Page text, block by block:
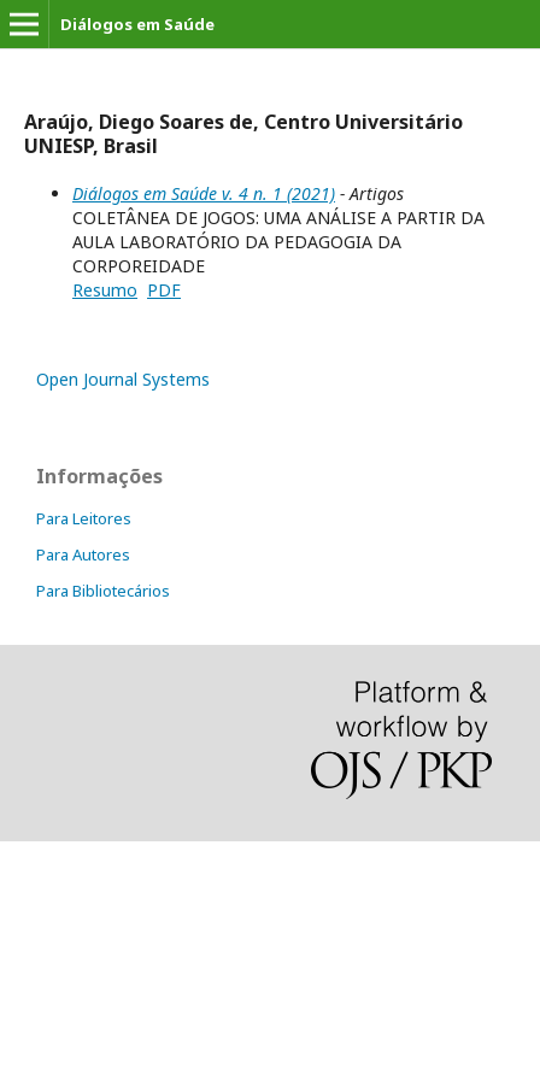
Diálogos em Saúde
Araújo, Diego Soares de, Centro Universitário
UNIESP, Brasil
Diálogos em Saúde v. 4 n. 1 (2021) - Artigos
COLETÂNEA DE JOGOS: UMA ANÁLISE A PARTIR DA
AULA LABORATÓRIO DA PEDAGOGIA DA
CORPOREIDADE
Resumo PDF
Open Journal Systems
Informações
Para Leitores
Para Autores
Para Bibliotecários